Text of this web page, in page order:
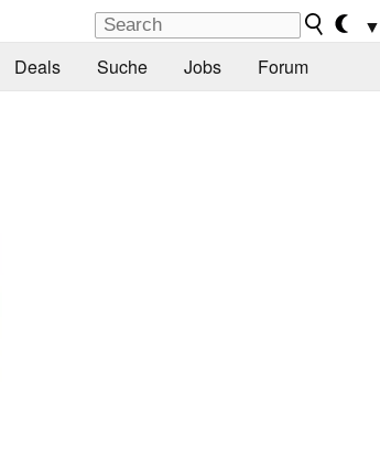
▼
Deals Suche Jobs Forum